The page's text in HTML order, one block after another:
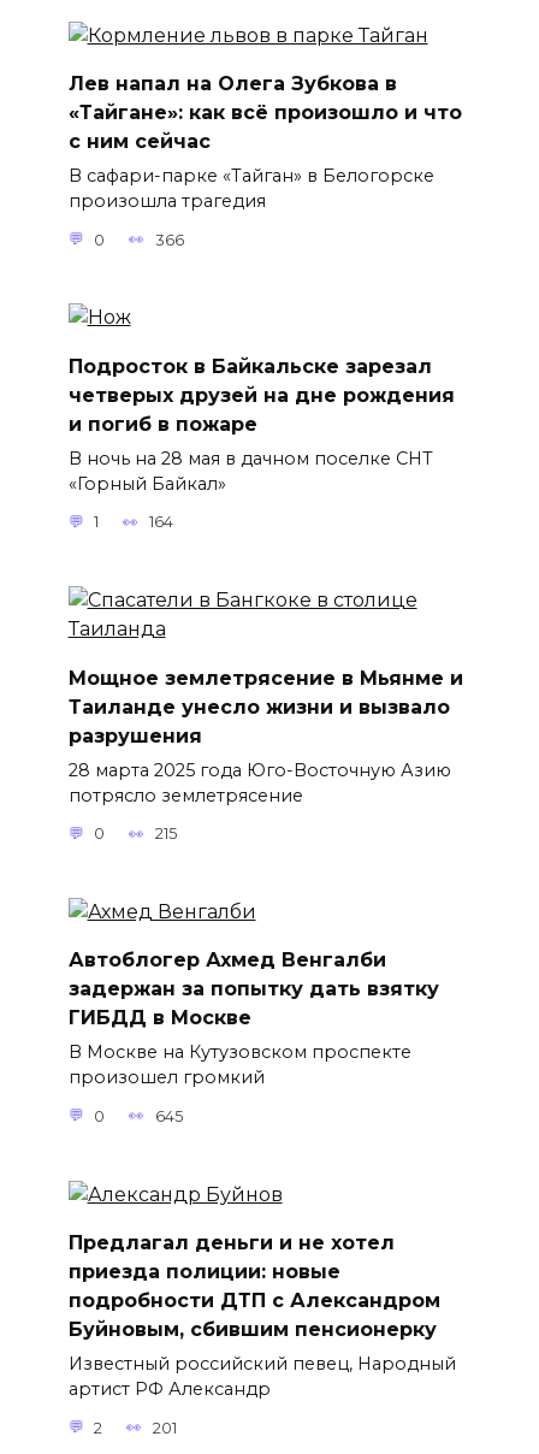
Лев напал на Олега Зубкова в
«Тайгане»: как всё произошло и что
с ним сейчас
В сафари-парке «Тайган» в Белогорске
произошла трагедия
0 366
Подросток в Байкальске зарезал
четверых друзей на дне рождения
и погиб в пожаре
В ночь на 28 мая в дачном поселке СНТ
«Горный Байкал»
1 164
Мощное землетрясение в Мьянме и
Таиланде унесло жизни и вызвало
разрушения
28 марта 2025 года Юго-Восточную Азию
потрясло землетрясение
0 215
Автоблогер Ахмед Венгалби
задержан за попытку дать взятку
ГИБДД в Москве
В Москве на Кутузовском проспекте
произошел громкий
0 645
Предлагал деньги и не хотел
приезда полиции: новые
подробности ДТП с Александром
Буйновым, сбившим пенсионерку
Известный российский певец, Народный
артист РФ Александр
2 201